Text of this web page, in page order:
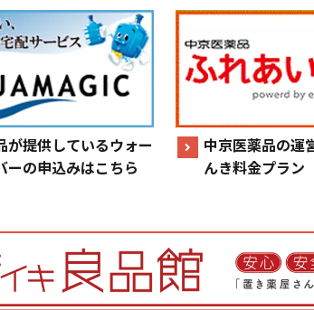
が提供しているウォー
ーの申込みはこちら
中京医薬品の運
んき料金プラン